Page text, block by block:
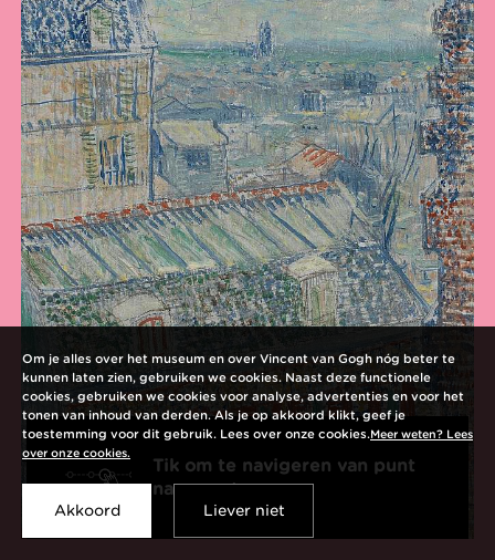
Om je alles over het museum en over Vincent van Gogh nóg beter te
kunnen laten zien, gebruiken we cookies. Naast deze functionele
cookies, gebruiken we cookies voor analyse, advertenties en voor het
tonen van inhoud van derden. Als je op akkoord klikt, geef je
toestemming voor dit gebruik. Lees over onze cookies.Meer weten? Lees
over onze cookies.
Akkoord Liever niet
Tik om te navigeren van punt
naar punt
Open
interactie